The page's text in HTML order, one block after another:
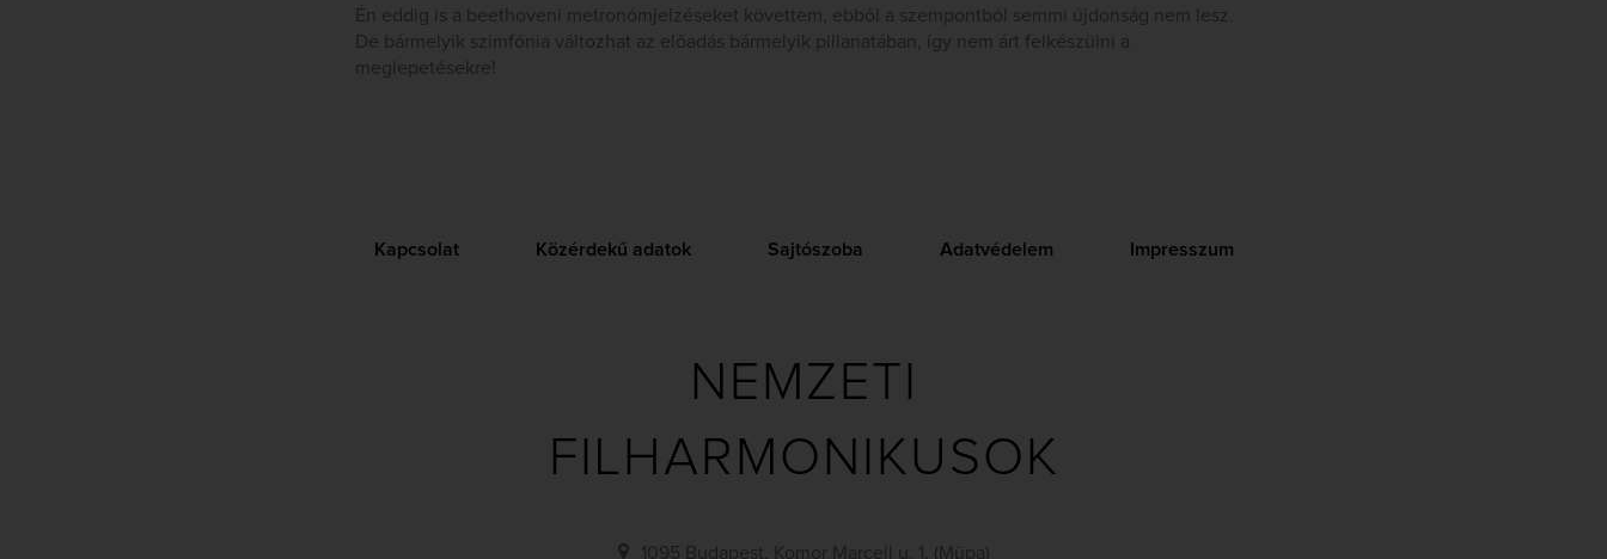
Én eddig is a beethoveni metronómjelzéseket követtem, ebből a szempontból semmi újdonság nem lesz.
De bármelyik szimfónia változhat az előadás bármelyik pillanatában, így nem árt felkészülni a
meglepetésekre!
Kapcsolat Közérdekű adatok Sajtószoba Adatvédelem Impresszum
NEMZETI
FILHARMONIKUSOK
1095 Budapest, Komor Marcell u. 1. (Müpa)